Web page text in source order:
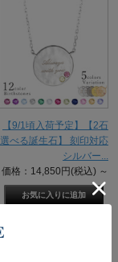
【9/1頃入荷予定】【2石
選べる誕生石】 刻印対応
シルバー...
価格：14,850円(税込) ～